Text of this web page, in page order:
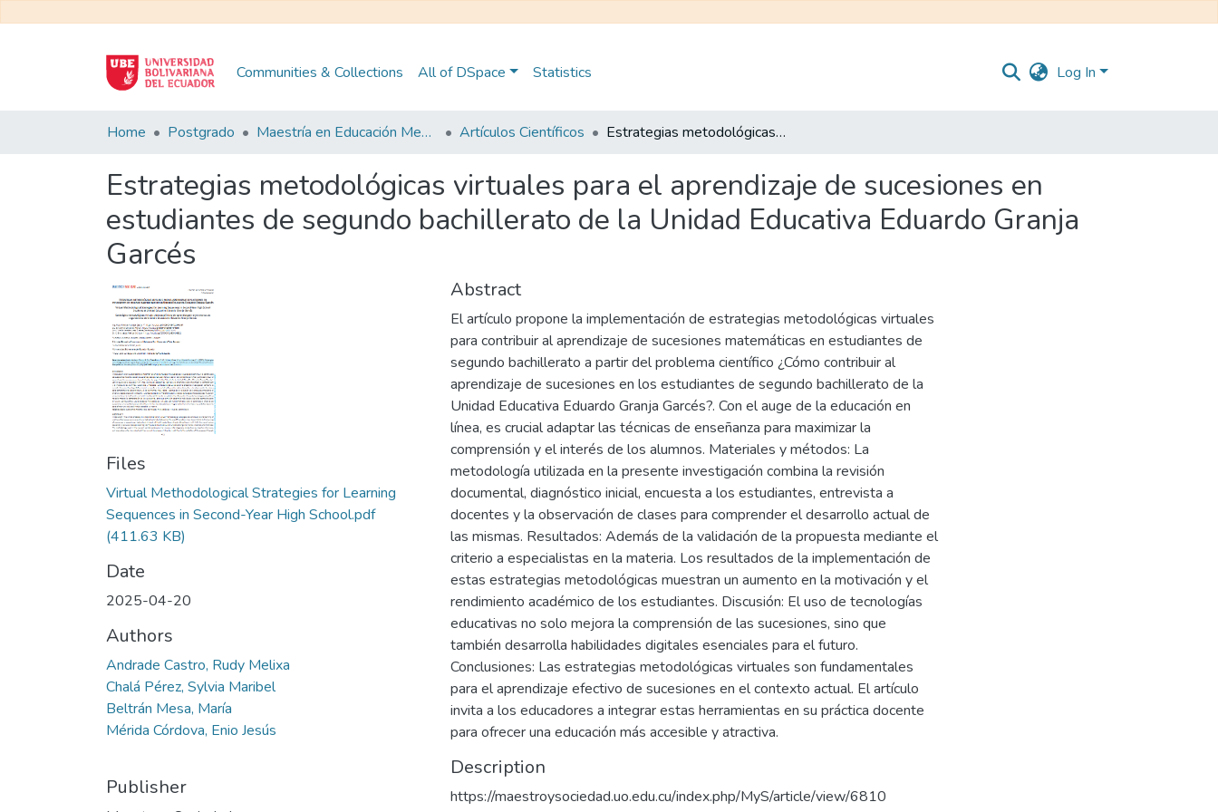
Communities & Collections All of DSpace Statistics Log In
Home Postgrado Maestría en Educación Mención en Pedagogía en Entornos Digitales Artículos Científicos Estrategias metodológicas virtuales para el aprendizaje de sucesiones en estudiantes de segundo bachillerato de la Unidad Educativa Eduardo Granja Garcés
Estrategias metodológicas virtuales para el aprendizaje de sucesiones en
estudiantes de segundo bachillerato de la Unidad Educativa Eduardo Granja
Garcés
Files
Virtual Methodological Strategies for Learning
Sequences in Second-Year High School.pdf
(411.63 KB)
Date
2025-04-20
Authors
Andrade Castro, Rudy Melixa
Chalá Pérez, Sylvia Maribel
Beltrán Mesa, María
Mérida Córdova, Enio Jesús
Publisher
Abstract
El artículo propone la implementación de estrategias metodológicas virtuales
para contribuir al aprendizaje de sucesiones matemáticas en estudiantes de
segundo bachillerato a partir del problema científico ¿Cómo contribuir al
aprendizaje de sucesiones en los estudiantes de segundo bachillerato de la
Unidad Educativa Eduardo Granja Garcés?. Con el auge de la educación en
línea, es crucial adaptar las técnicas de enseñanza para maximizar la
comprensión y el interés de los alumnos. Materiales y métodos: La
metodología utilizada en la presente investigación combina la revisión
documental, diagnóstico inicial, encuesta a los estudiantes, entrevista a
docentes y la observación de clases para comprender el desarrollo actual de
las mismas. Resultados: Además de la validación de la propuesta mediante el
criterio a especialistas en la materia. Los resultados de la implementación de
estas estrategias metodológicas muestran un aumento en la motivación y el
rendimiento académico de los estudiantes. Discusión: El uso de tecnologías
educativas no solo mejora la comprensión de las sucesiones, sino que
también desarrolla habilidades digitales esenciales para el futuro.
Conclusiones: Las estrategias metodológicas virtuales son fundamentales
para el aprendizaje efectivo de sucesiones en el contexto actual. El artículo
invita a los educadores a integrar estas herramientas en su práctica docente
para ofrecer una educación más accesible y atractiva.
Description
https://maestroysociedad.uo.edu.cu/index.php/MyS/article/view/6810